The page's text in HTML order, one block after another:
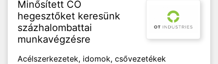
Minősített CO
hegesztőket keresünk
százhalombattai
munkavégzésre
Acélszerkezetek, idomok, csővezetékek